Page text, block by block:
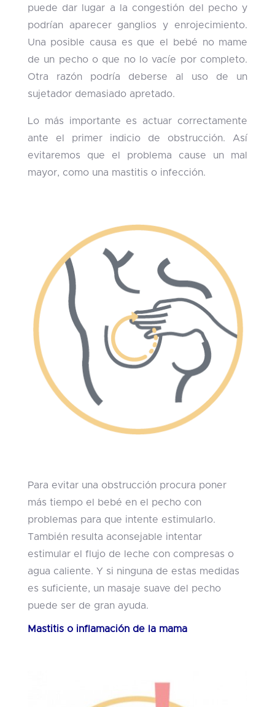
puede dar lugar a la congestión del pecho y
podrían aparecer ganglios y enrojecimiento.
Una posible causa es que el bebé no mame
de un pecho o que no lo vacíe por completo.
Otra razón podría deberse al uso de un
sujetador demasiado apretado.
Lo más importante es actuar correctamente
ante el primer indicio de obstrucción. Así
evitaremos que el problema cause un mal
mayor, como una mastitis o infección.
Para evitar una obstrucción procura poner
más tiempo el bebé en el pecho con
problemas para que intente estimularlo.
También resulta aconsejable intentar
estimular el flujo de leche con compresas o
agua caliente. Y si ninguna de estas medidas
es suficiente, un masaje suave del pecho
puede ser de gran ayuda.
Mastitis o inflamación de la mama